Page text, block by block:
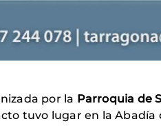
por la Parroquia de
tuvo lugar en la